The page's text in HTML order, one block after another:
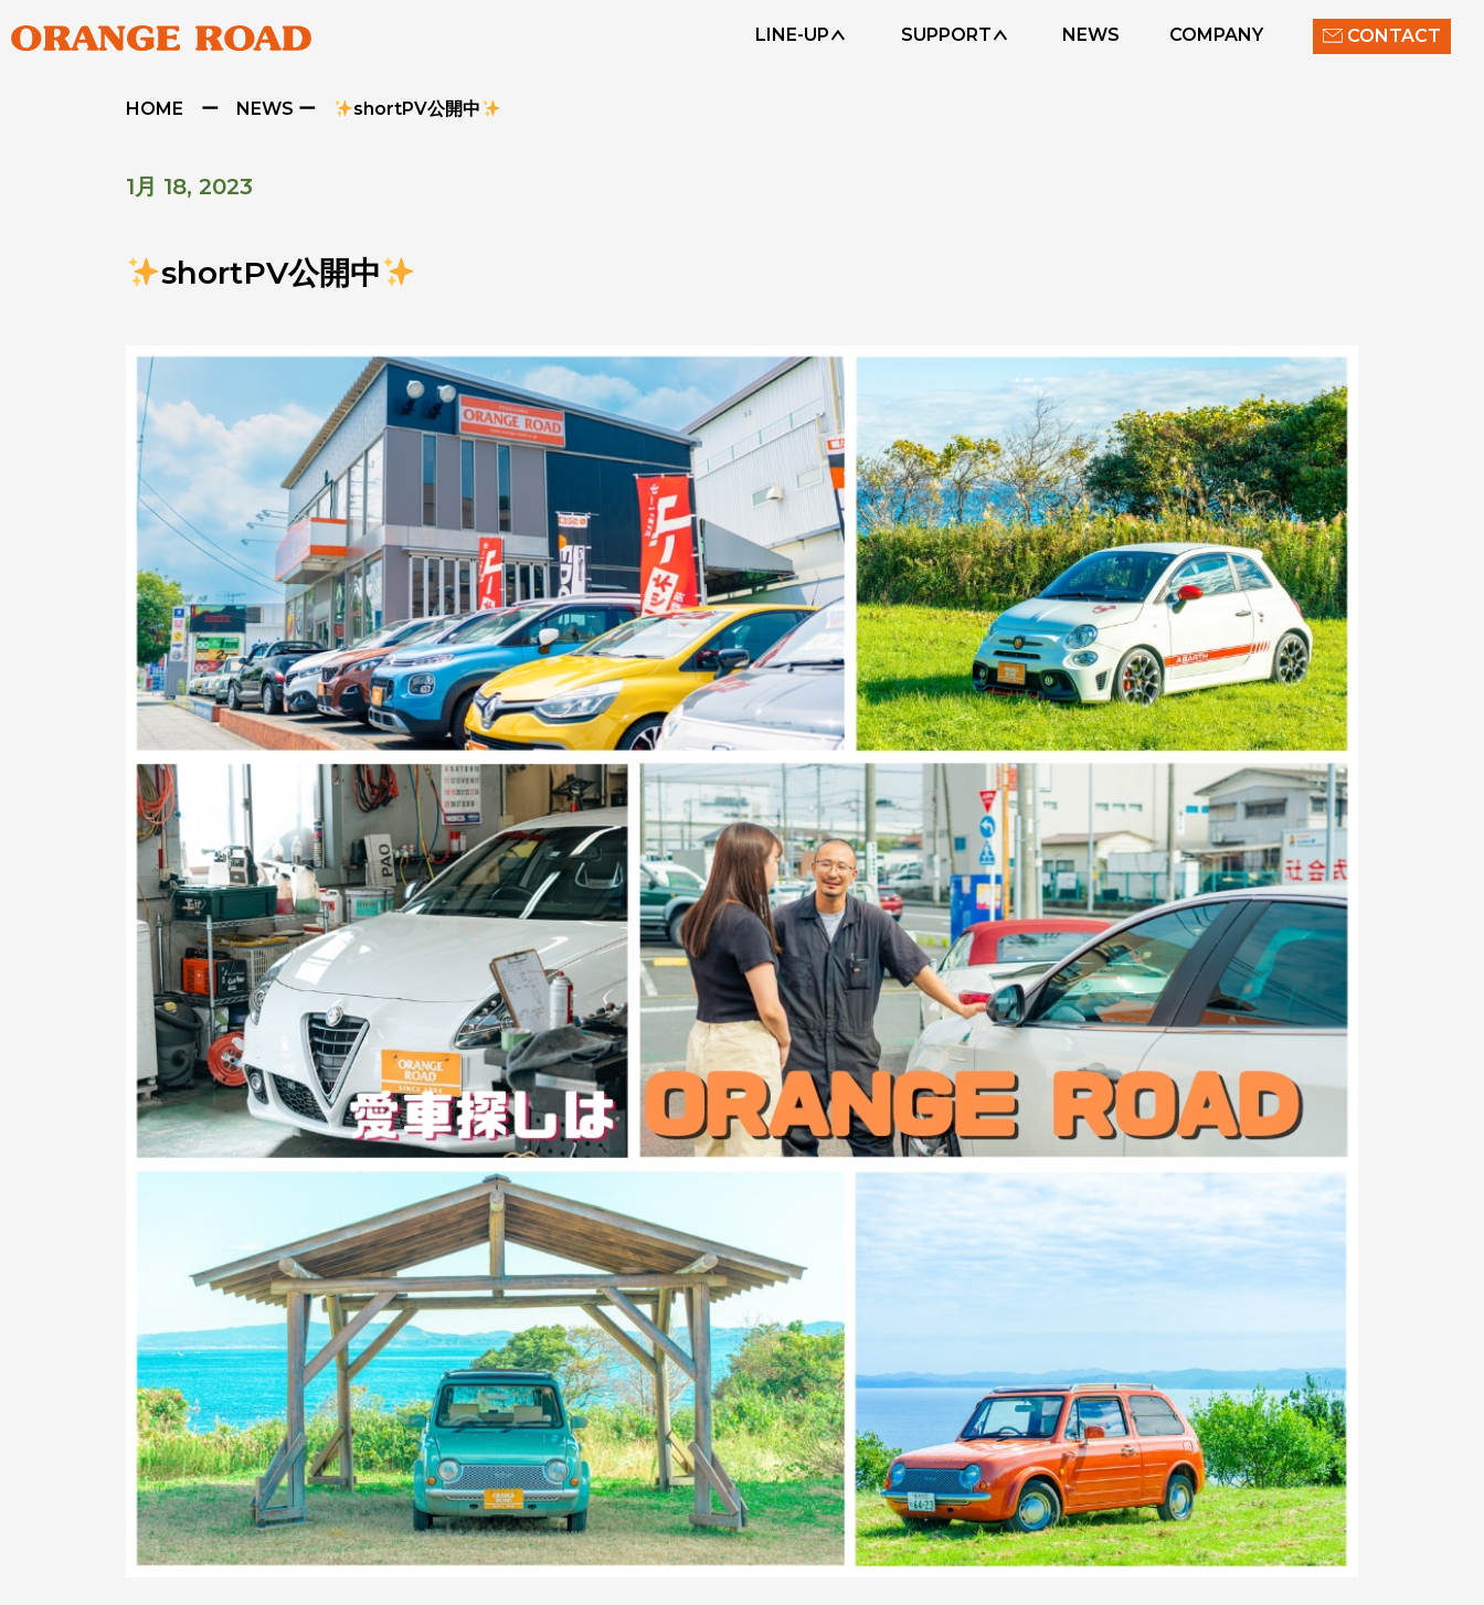
LINE-UP SUPPORT NEWS COMPANY CONTACT
HOME ー NEWS ー shortPV公開中
1月 18, 2023
shortPV公開中